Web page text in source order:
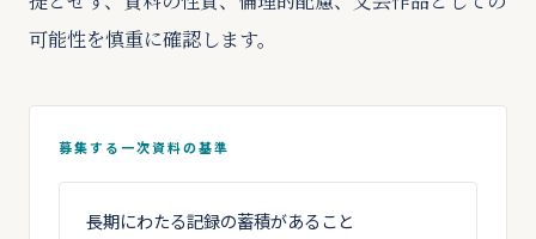
可能性を慎重に確認します。
募集する一次資料の基準
長期にわたる記録の蓄積があること